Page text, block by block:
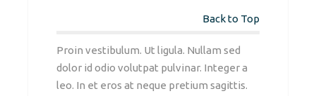
Back to Top
Proin vestibulum. Ut ligula. Nullam sed
dolor id odio volutpat pulvinar. Integer a
leo. In et eros at neque pretium sagittis.